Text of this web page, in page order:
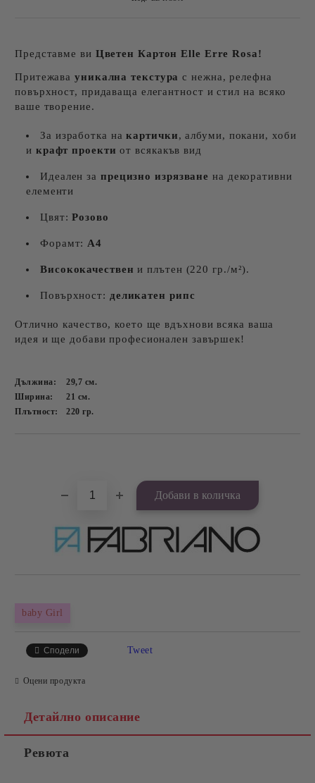
Представме ви Цветен КартонElle Erre Rosa!
Притежава уникална текстура с нежнa, релефна
повърхност, придаваща елегантност и стил на всяко
ваше творение.
За изработка накартички, албуми, покани, хоби
и крафт проекти от всякакъв вид
Идеален за прецизно изрязванена декоративни
елементи
Цвят:Розово
Форамт: А4
Висококачествен и плътен (220 гр./м²).
Повърхност: деликатен рипс
Отлично качество, което ще вдъхнови всяка ваша
идея и ще добави професионален завършек!
Дължина: 29,7 см.
Ширина:
21 см.
Плътност:
220гр.
baby Girl
Сподели Tweet
Оцени продукта
Детайлно описание
Ревюта